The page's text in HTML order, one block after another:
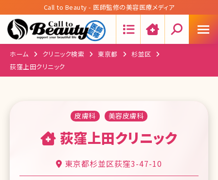
Call to Beauty - 医師監修の美容医療メディア
ホーム クリニック検索 東京都
杉並区
荻窪上田クリニック
皮膚科 美容皮膚科
荻窪上田クリニック
東京都杉並区荻窪3-47-10